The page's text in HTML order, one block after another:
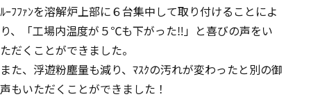
ﾙｰﾌﾌｧﾝを溶解炉上部に６台集中して取り付けることによ
り、「工場内温度が５℃も下がった‼」と喜びの声をい
ただくことができました。
また、浮遊粉塵量も減り、ﾏｽｸの汚れが変わったと別の御
声もいただくことができました！